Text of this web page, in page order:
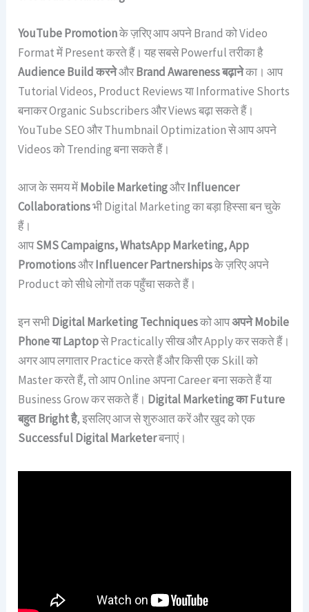
YouTube Promotionके ज़रिए आप अपने Brand को Video
Format में Present करते हैं। यह सबसे Powerful तरीका है
Audience Build करनेऔरBrand Awareness बढ़ानेका। आप
Tutorial Videos, Product Reviews या Informative Shorts
बनाकर Organic Subscribers और Views बढ़ा सकते हैं।
YouTube SEO और Thumbnail Optimization से आप अपने
Videos को Trending बना सकते हैं।
आज के समय मेंMobile MarketingऔरInfluencer
Collaborationsभी Digital Marketing का बड़ा हिस्सा बन चुके
हैं।
आपSMS Campaigns, WhatsApp Marketing, App
PromotionsऔरInfluencer Partnershipsके ज़रिए अपने
Product को सीधे लोगों तक पहुँचा सकते हैं।
इन सभीDigital Marketing Techniquesको आपअपने Mobile
Phone या Laptopसे Practically सीख और Apply कर सकते हैं।
अगर आप लगातार Practice करते हैं और किसी एक Skill को
Master करते हैं, तो आप Online अपना Career बना सकते हैं या
Business Grow कर सकते हैं। Digital Marketing का Future
बहुत Bright है, इसलिए आज से शुरुआत करें और खुद को एक
Successful Digital Marketerबनाएं।